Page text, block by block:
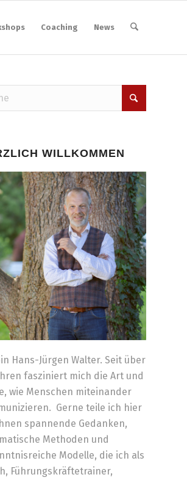
Coaching News
WILLKOMMEN
Hans-Jürgen Walter. Seit über
fasziniert mich die Art und
wie Menschen miteinander
Gerne teile ich hier
spannende Gedanken,
Methoden und
Modelle, die ich als
Führungskräftetrainer,